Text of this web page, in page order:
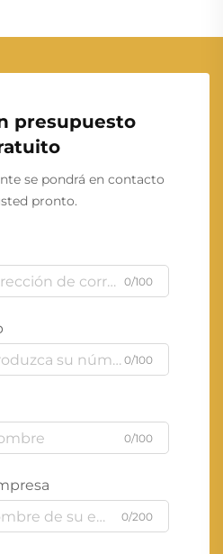
presupuesto
se pondrá en contacto
pronto.
0/100
0/100
0/100
0/200